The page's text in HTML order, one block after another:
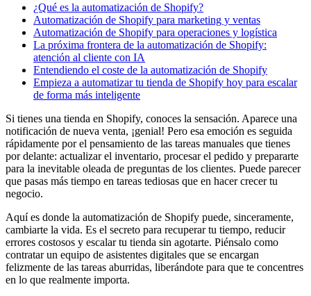
¿Qué es la automatización de Shopify?
Automatización de Shopify para marketing y ventas
Automatización de Shopify para operaciones y logística
La próxima frontera de la automatización de Shopify:
atención al cliente con IA
Entendiendo el coste de la automatización de Shopify
Empieza a automatizar tu tienda de Shopify hoy para escalar
de forma más inteligente
Si tienes una tienda en Shopify, conoces la sensación. Aparece una
notificación de nueva venta, ¡genial! Pero esa emoción es seguida
rápidamente por el pensamiento de las tareas manuales que tienes
por delante: actualizar el inventario, procesar el pedido y prepararte
para la inevitable oleada de preguntas de los clientes. Puede parecer
que pasas más tiempo en tareas tediosas que en hacer crecer tu
negocio.
Aquí es donde la automatización de Shopify puede, sinceramente,
cambiarte la vida. Es el secreto para recuperar tu tiempo, reducir
errores costosos y escalar tu tienda sin agotarte. Piénsalo como
contratar un equipo de asistentes digitales que se encargan
felizmente de las tareas aburridas, liberándote para que te concentres
en lo que realmente importa.